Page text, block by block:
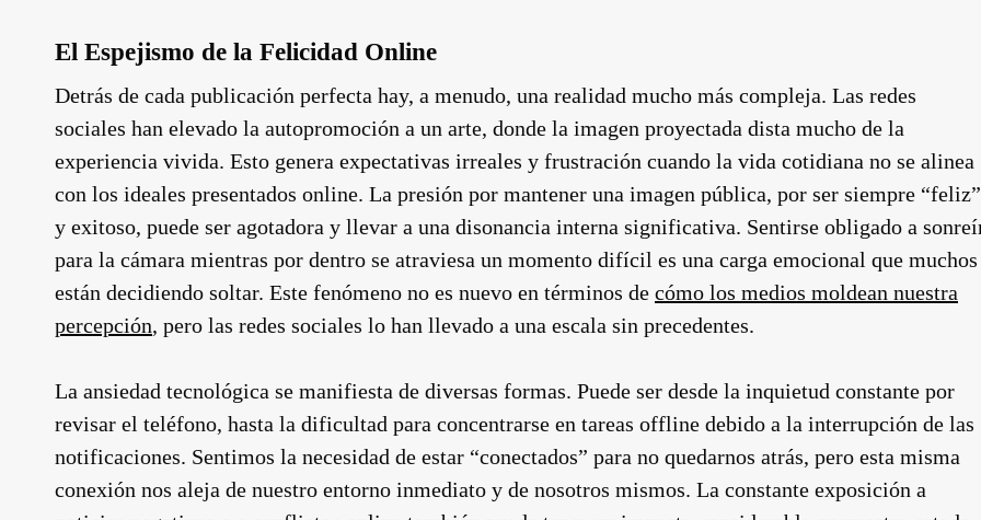
El Espejismo de la Felicidad Online
Detrás de cada publicación perfecta hay, a menudo, una realidad mucho más compleja. Las redes
sociales han elevado la autopromoción a un arte, donde la imagen proyectada dista mucho de la
experiencia vivida. Esto genera expectativas irreales y frustración cuando la vida cotidiana no se alinea
con los ideales presentados online. La presión por mantener una imagen pública, por ser siempre “feliz”
y exitoso, puede ser agotadora y llevar a una disonancia interna significativa. Sentirse obligado a
para la cámara mientras por dentro se atraviesa un momento difícil es una carga emocional que muchos
están decidiendo soltar. Este fenómeno no es nuevo en términos de cómo los medios moldean nuestra
percepción, pero las redes sociales lo han llevado a una escala sin precedentes.
La ansiedad tecnológica se manifiesta de diversas formas. Puede ser desde la inquietud constante por
revisar el teléfono, hasta la dificultad para concentrarse en tareas offline debido a la interrupción de las
notificaciones. Sentimos la necesidad de estar “conectados” para no quedarnos atrás, pero esta misma
conexión nos aleja de nuestro entorno inmediato y de nosotros mismos. La constante exposición a